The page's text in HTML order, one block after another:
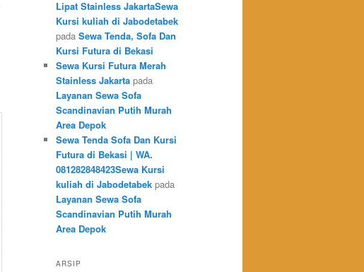
Lipat Stainless JakartaSewa
Kursi kuliah di Jabodetabek
pada Sewa Tenda, Sofa Dan
Kursi Futura di Bekasi
Sewa Kursi Futura Merah
Stainless Jakarta pada
Layanan Sewa Sofa
Scandinavian Putih Murah
Area Depok
Sewa Tenda Sofa Dan Kursi
Futura di Bekasi | WA.
081282848423Sewa Kursi
kuliah di Jabodetabek pada
Layanan Sewa Sofa
Scandinavian Putih Murah
Area Depok
ARSIP